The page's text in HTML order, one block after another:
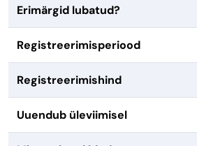
Erimärgid lubatud?
Registreerimisperiood
Registreerimishind
Uuendub üleviimisel